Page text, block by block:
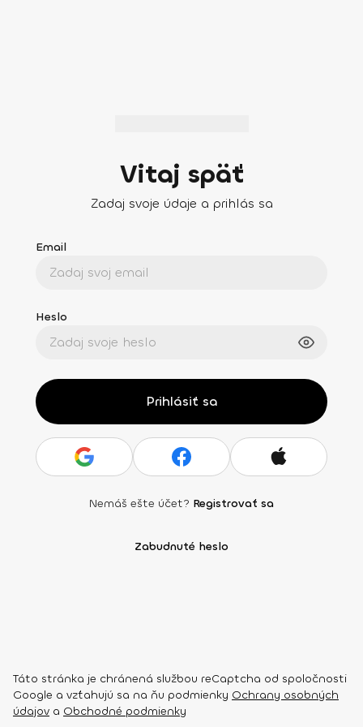
Vitaj späť
Zadaj svoje údaje a prihlás sa
Email
Heslo
Prihlásiť sa
Nemáš ešte účet? Registrovať sa
Zabudnuté heslo
Táto stránka je chránená službou reCaptcha od spoločnosti
Google a vzťahujú sa na ňu podmienky Ochrany osobných
údajov a Obchodné podmienky